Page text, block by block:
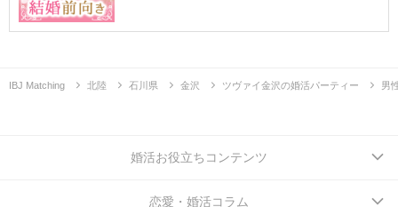
IBJ Matching 北陸 石川県 金沢 ツヴァイ金沢の婚活パーティー 男
婚活お役立ちコンテンツ
恋愛・婚活コラム